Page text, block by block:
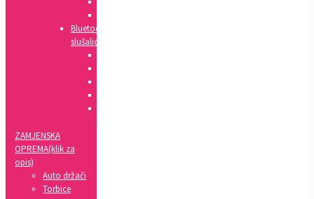
Bluetooth
slušalice
ZAMJENSKA
OPREMA(klik za
opis)
Auto držači
Torbice